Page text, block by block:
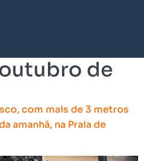
de
com mais de 3 metros
amanhã, na Praia de